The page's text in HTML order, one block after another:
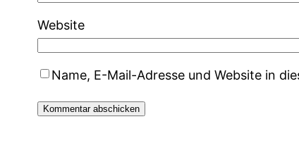
Website
Name, E-Mail-Adresse und Website in